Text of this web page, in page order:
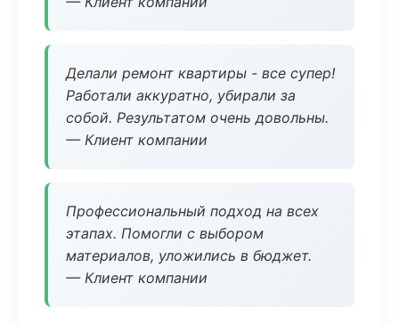
Делали ремонт квартиры - все супер!
Работали аккуратно, убирали за
собой. Результатом очень довольны.
— Клиент компании
Профессиональный подход на всех
этапах. Помогли с выбором
материалов, уложились в бюджет.
— Клиент компании